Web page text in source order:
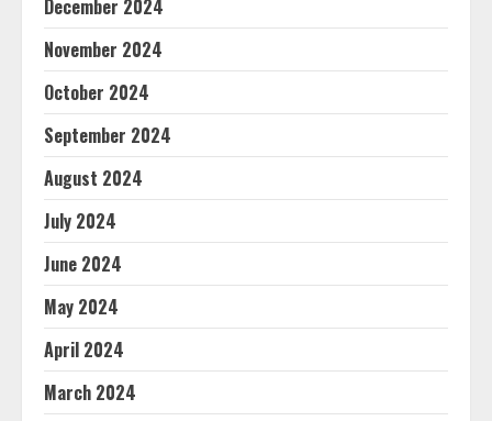
December 2024
November 2024
October 2024
September 2024
August 2024
July 2024
June 2024
May 2024
April 2024
March 2024